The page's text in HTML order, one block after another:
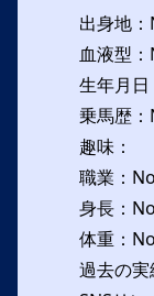
出身地
血液型
生年月日
乗馬歴
趣味：
職業：
身長：
体重：
過去の実